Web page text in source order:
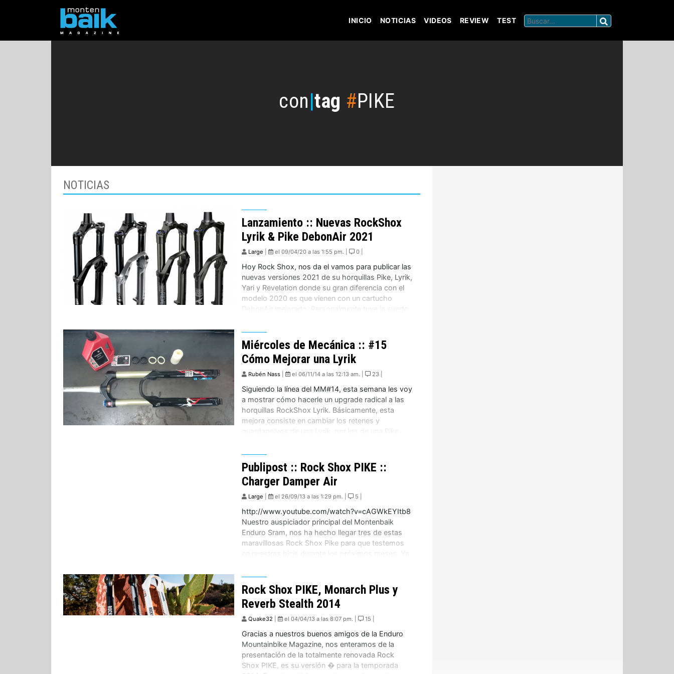
INICIO NOTICIAS VIDEOS REVIEW TEST
con|tag #PIKE
NOTICIAS
Lanzamiento :: Nuevas RockShox
Lyrik & Pike DebonAir 2021
Large el 09/04/20 a las 1:55 pm. | 0 |
Hoy Rock Shox, nos da el vamos para publicar las
nuevas versiones 2021 de su horquillas Pike, Lyrik,
Yari y Revelation donde su gran diferencia con el
modelo 2020 es que vienen con un cartucho
DebonAir mejorado. Personalmente tuve la suerte
Miércoles de Mecánica :: #15
Cómo Mejorar una Lyrik
Rubén Nass el 06/11/14 a las 12:13 am. | 23 |
Siguiendo la línea del MM#14, esta semana les voy
a mostrar cómo hacerle un upgrade radical a las
horquillas RockShox Lyrik. Básicamente, esta
mejora consiste en cambiar los retenes y
guardapolvos de una Lyrik, por los de una Pike.
Publipost :: Rock Shox PIKE ::
Charger Damper Air
Large el 26/09/13 a las 1:29 pm. | 5 |
http://www.youtube.com/watch?v=cAGWkEYItb8
Nuestro auspiciador principal del Montenbaik
Enduro Sram, nos ha hecho llegar tres de estas
maravillosas Rock Shox Pike para que testemos
en nuestras bicis durante los próximos meses. Ya
adelante comienza un testeo de larga duración […]
Rock Shox PIKE, Monarch Plus y
Reverb Stealth 2014
Quake32 el 04/04/13 a las 8:07 pm. | 15 |
Gracias a nuestros buenos amigos de la Enduro
Mountainbike Magazine, nos enteramos de la
presentación de la totalmente renovada Rock
Shox PIKE, es su versión � para la temporada